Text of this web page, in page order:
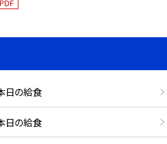
PDF
日の給食
日の給食